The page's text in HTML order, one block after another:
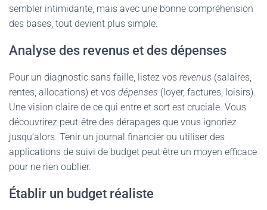
sembler intimidante, mais avec une bonne compréhension
des bases, tout devient plus simple.
Analyse des revenus et des dépenses
Pour un diagnostic sans faille, listez vos revenus (salaires,
rentes, allocations) et vos dépenses (loyer, factures, loisirs).
Une vision claire de ce qui entre et sort est cruciale. Vous
découvrirez peut-être des dérapages que vous ignoriez
jusqu’alors. Tenir un journal financier ou utiliser des
applications de suivi de budget peut être un moyen efficace
pour ne rien oublier.
Établir un budget réaliste